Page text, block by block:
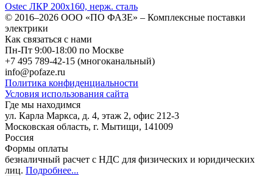
Ostec ЛКР 200х160, нерж. сталь
© 2016–2026 ООО «ПО ФАЗЕ» – Комплексные поставки
электрики
Как связаться с нами
Пн-Пт 9:00-18:00 по Москве
+7 495 789-42-15 (многоканальный)
info@pofaze.ru
Политика конфиденциальности
Условия использования сайта
Где мы находимся
ул. Карла Маркса, д. 4, этаж 2, офис 212-3
Московская область, г. Мытищи, 141009
Россия
Формы оплаты
безналичный расчет с НДС для физических и юридических
лиц. Подробнее...